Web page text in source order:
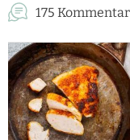
175